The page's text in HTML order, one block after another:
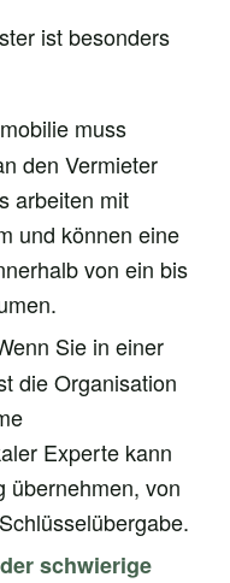
ist besonders
muss
den Vermieter
arbeiten mit
und können eine
von ein bis
Sie in einer
die Organisation
Experte kann
übernehmen, von
schwierige